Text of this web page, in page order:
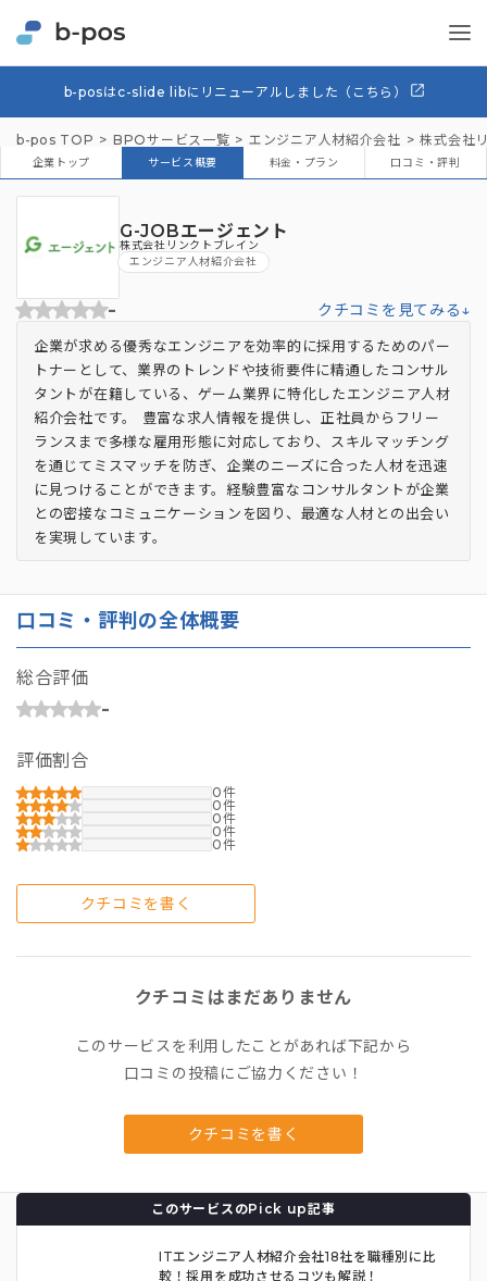
b-posはc-slide libにリニューアルしました（こちら）
b-pos TOP BPOサービス一覧 エンジニア人材紹介会社 株式会社
企業トップ サービス概要 料金・プラン 口コミ・評判
G-JOBエージェント
株式会社リンクトブレイン
エンジニア人材紹介会社
- クチコミを見てみる↓
企業が求める優秀なエンジニアを効率的に採用するためのパー
トナーとして、業界のトレンドや技術要件に精通したコンサル
タントが在籍している、ゲーム業界に特化したエンジニア人材
紹介会社です。 豊富な求人情報を提供し、正社員からフリー
ランスまで多様な雇用形態に対応しており、スキルマッチング
を通じてミスマッチを防ぎ、企業のニーズに合った人材を迅速
に見つけることができます。経験豊富なコンサルタントが企業
との密接なコミュニケーションを図り、最適な人材との出会い
を実現しています。
口コミ・評判の全体概要
総合評価
-
評価割合
0
0
0
0
0
クチコミを書く
クチコミはまだありません
このサービスを利用したことがあれば下記から
口コミの投稿にご協力ください！
クチコミを書く
このサービスのPick up記事
ITエンジニア人材紹介会社18社を職種別に比
較！採用を成功させるコツも解説！